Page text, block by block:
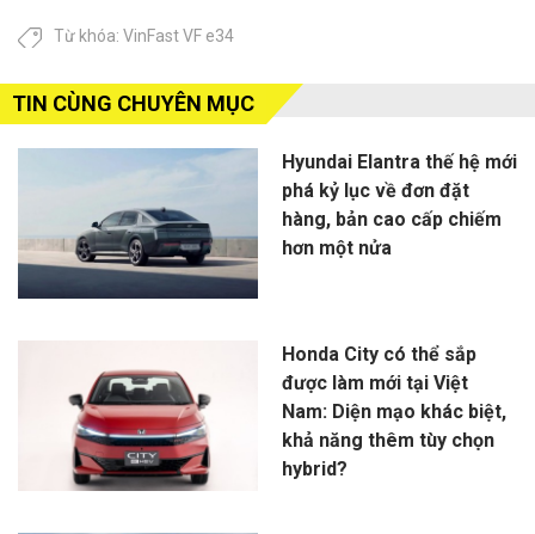
Từ khóa: VinFast VF e34
TIN CÙNG CHUYÊN MỤC
Hyundai Elantra thế hệ mới
phá kỷ lục về đơn đặt
hàng, bản cao cấp chiếm
hơn một nửa
Honda City có thể sắp
được làm mới tại Việt
Nam: Diện mạo khác biệt,
khả năng thêm tùy chọn
hybrid?